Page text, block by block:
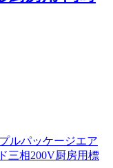
ルパッケージエア
三相200V厨房用標